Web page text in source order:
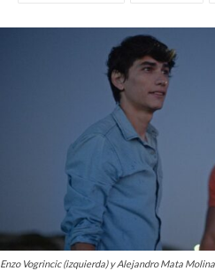
Enzo Vogrincic (izquierda) y Alejandro Mata